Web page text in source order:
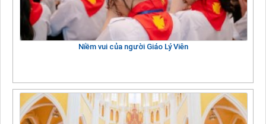
Niềm vui của người Giáo Lý Viên